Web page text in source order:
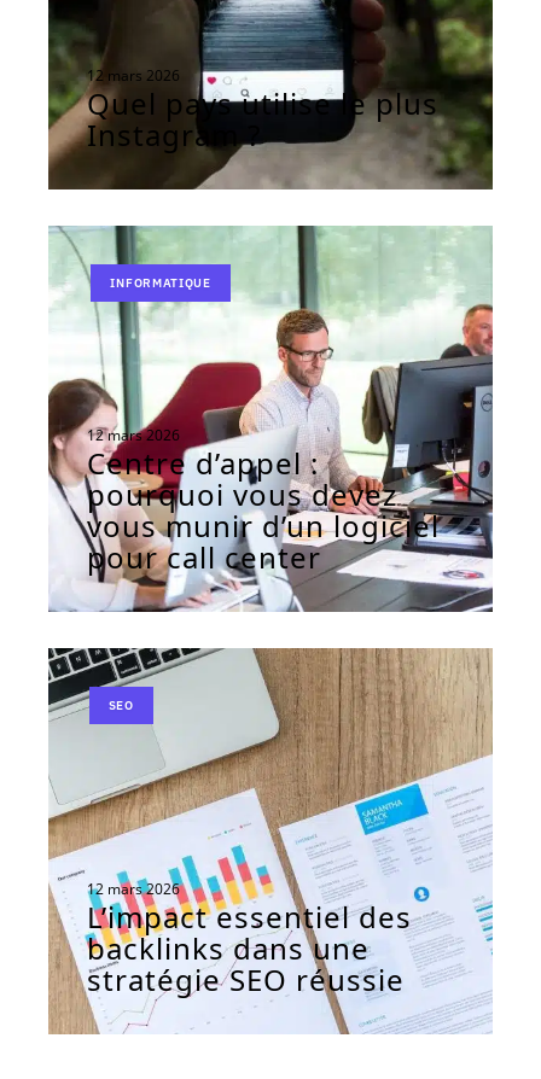
12 mars 2026
Quel pays utilise le plus
Instagram ?
INFORMATIQUE
12 mars 2026
Centre d’appel :
pourquoi vous devez
vous munir d’un logiciel
pour call center
SEO
12 mars 2026
L’impact essentiel des
backlinks dans une
stratégie SEO réussie